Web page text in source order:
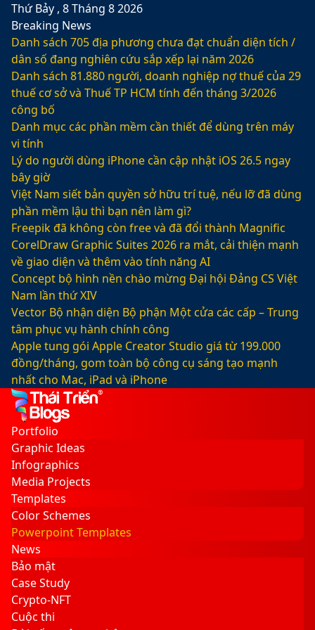
Thứ Bảy , 8 Tháng 8 2026
Breaking News
Danh sách 705 địa phương chưa đạt chuẩn diện tích /
dân số đang nghiên cứu sắp xếp lại năm 2026
Danh sách 81.880‬ người, doanh nghiệp nợ thuế của 29
thuế cơ sở và Thuế TP HCM tính đến tháng 3/2026
công bố
Danh mục các phần mềm cần thiết để dùng trên máy
vi tính
Lý do người dùng iPhone cần cập nhật iOS 26.5 ngay
bây giờ
Việt Nam siết bản quyền sở hữu trí tuệ, nếu lỡ đã dùng
phần mềm lậu thì bạn nên làm gì?
Freepik đã không còn free và đã đổi thành Magnific
CorelDraw Graphic Suites 2026 ra mắt, cải thiện mạnh
về giao diện và thêm vào tính năng AI
Concept bộ hình nền chào mừng Đại hội Đảng CS Việt
Nam lần thứ XIV
Vector Bộ nhận diện Bộ phận Một cửa các cấp – Trung
tâm phục vụ hành chính công
Apple tung gói Apple Creator Studio giá từ 199.000
đồng/tháng, gom toàn bộ công cụ sáng tạo mạnh
nhất cho Mac, iPad và iPhone
Facebook
X
LinkedIn
YouTube
Google
Play
Sidebar
Switch
skin
Portfolio
Graphic Ideas
Infographics
Media Projects
Templates
Color Schemes
Powerpoint Templates
News
Bảo mật
Case Study
Crypto-NFT
Cuộc thi